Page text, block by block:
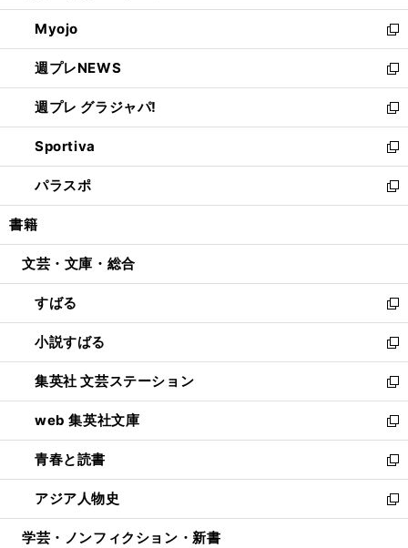
開
く
ウ
で
開
く
ン
ド
ウ
で
開
く
ウ
ィ
ン
ド
ウ
で
開
く
Myojo
新
し
い
ウ
ィ
ン
ド
ウ
で
開
週プレNEWS
新
し
い
ウ
ィ
ン
ド
ウ
開
週プレ グラジャパ!
新
し
い
ウ
ィ
ン
ウ
開
く
Sportiva
新
し
い
ウ
ン
ウ
で
開
く
パラスポ
新
し
ウ
ン
ド
ウ
で
開
く
書籍
文芸・文庫・総合
すばる
新
し
い
ウ
ィ
ン
ド
ウ
で
開
く
小説すばる
新
し
い
ウ
ィ
ン
ド
ウ
で
開
集英社 文芸ステーション
新
し
い
ウ
ィ
ン
ド
ウ
web 集英社文庫
新
し
い
ウ
ィ
ン
青春と読書
新
し
い
ウ
アジア人物史
新
し
学芸・ノンフィクション・新書